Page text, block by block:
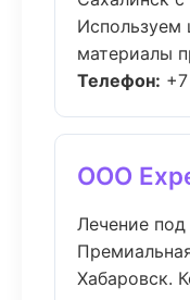
Используем
материалы
Телефон:
ООО
Лечение
Хабаровск.